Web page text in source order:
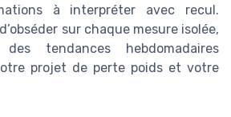
à interpréter avec recul.
sur chaque mesure isolée,
tendances hebdomadaires
projet de perte poids et votre